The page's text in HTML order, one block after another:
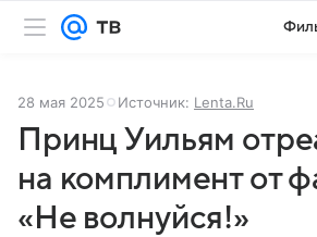
28 мая 2025 Источник: Lenta.Ru
Принц Уильям
на комплимент от
«Не волнуйся!»